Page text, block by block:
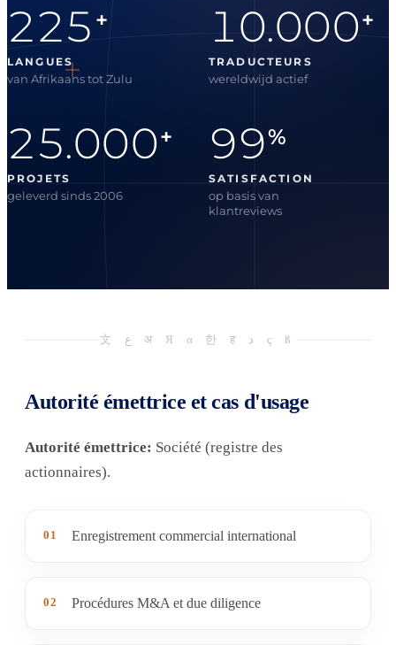
225 +
LANGUES
van Afrikaans tot Zulu
10.000+
TRADUCTEURS
wereldwijd actief
25.000+
PROJETS
geleverd sinds 2006
99%
SATISFACTION
op basis van
klantreviews
文 ع अ Я α 한 ह د ç ß
Autorité émettrice et cas d'usage
Autorité émettrice: Société (registre des
actionnaires).
01 Enregistrement commercial international
02 Procédures M&A et due diligence